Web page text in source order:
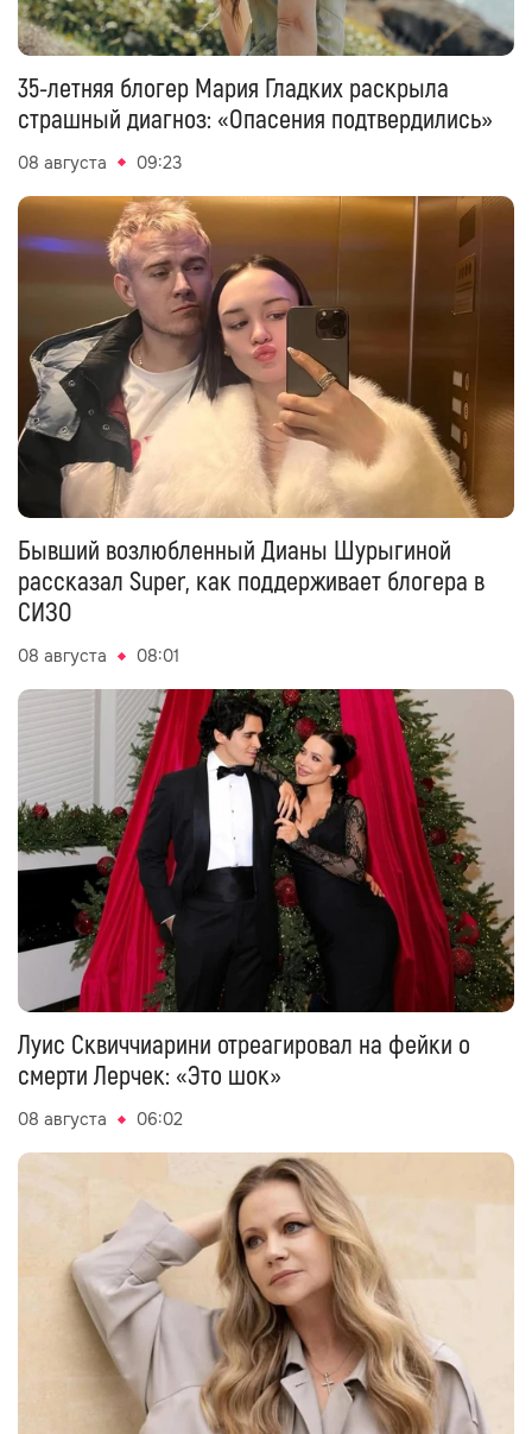
35-летняя блогер Мария Гладких раскрыла
страшный диагноз: «Опасения подтвердились»
08 августа 09:23
Бывший возлюбленный Дианы Шурыгиной
рассказал Super, как поддерживает блогера в
СИЗО
08 августа 08:01
Луис Сквиччиарини отреагировал на фейки о
смерти Лерчек: «Это шок»
08 августа 06:02